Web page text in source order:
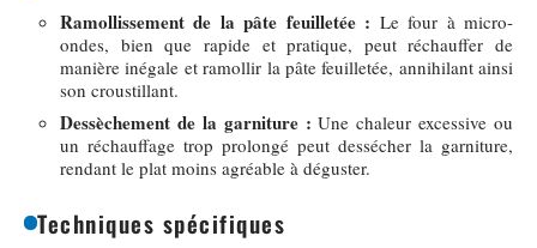
Ramollissement de la pâte feuilletée : Le four à micro-
ondes, bien que rapide et pratique, peut réchauffer de
manière inégale et ramollir la pâte feuilletée, annihilant ainsi
son croustillant.
Dessèchement de la garniture : Une chaleur excessive ou
un réchauffage trop prolongé peut dessécher la garniture,
rendant le plat moins agréable à déguster.
Techniques spécifiques